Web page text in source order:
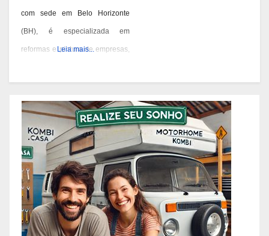
com sede em Belo Horizonte
(BH), é especializada em
reformas e pintura de empresas,
experiência desde 1978 e são
conhecidos por seus serviços de
qualidade em BH. Você pode
contatá-los pelos telefones 31
3473-2000, 3357-1961 ou
98687-2000 se você está
pensando em reformar ou pintar
a fachada da sua empresa,
condomínio ou
Leia mais...